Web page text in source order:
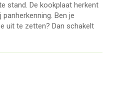
stand. De kookplaat herkent
Ben je
uit te zetten? Dan schakelt